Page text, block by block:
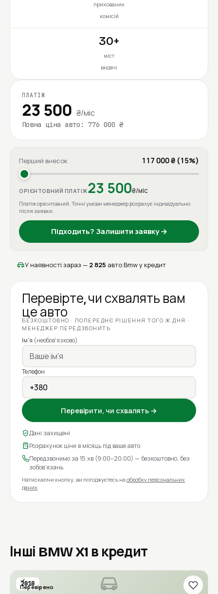
прихованих
комісій
30+
міст
видачі
ПЛАТІЖ
23 500 ₴/міс
Повна ціна авто: 776 000 ₴
Перший внесок 117 000 ₴ (15%)
ОРІЄНТОВНИЙ ПЛАТІЖ23 500₴/міс
Платіж орієнтовний. Точні умови менеджер розрахує індивідуально
після заявки.
Підходить? Залишити заявку →
У наявності зараз — 2 825 авто Bmw у кредит
Перевірте, чи схвалять вам
це авто
БЕЗКОШТОВНО · ПОПЕРЕДНЄ РІШЕННЯ ТОГО Ж ДНЯ ·
МЕНЕДЖЕР ПЕРЕДЗВОНИТЬ
Ім'я (необов'язково)
Телефон
Перевірити, чи схвалять →
Дані захищені
Розрахунок ціни в місяць під ваше авто
Передзвонимо за 15 хв (9:00–20:00) — безкоштовно, без
зобов'язань
Натискаючи кнопку, ви погоджуєтесь на обробку персональних
даних.
Інші BMW X1 в кредит
2010
Перевірено